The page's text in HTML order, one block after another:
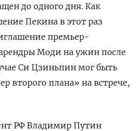
до одного дня. Как
Пекина в этот раз
премьер-
Моди на ужин после
Си Цзиньпин мог быть
второго плана» на встрече,
РФ Владимир Путин